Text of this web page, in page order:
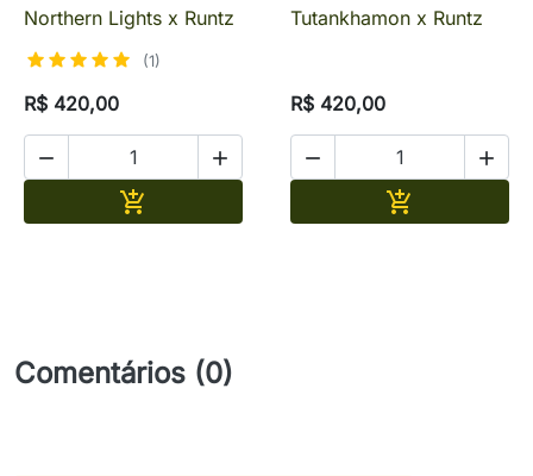
Northern Lights x Runtz
(1)
R$ 420,00
 

Tutankhamon x Runtz
R$ 420,00
 

Comentários (0)